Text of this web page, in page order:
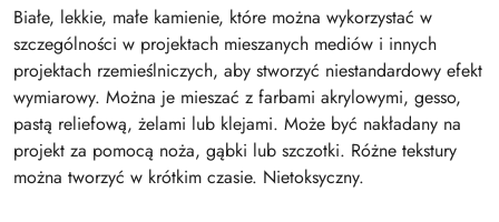
Białe, lekkie, małe kamienie, które można wykorzystać w
szczególności w projektach mieszanych mediów i innych
projektach rzemieślniczych, aby stworzyć niestandardowy efekt
wymiarowy. Można je mieszać z farbami akrylowymi, gesso,
pastą reliefową, żelami lub klejami. Może być nakładany na
projekt za pomocą noża, gąbki lub szczotki. Różne tekstury
można tworzyć w krótkim czasie. Nietoksyczny.